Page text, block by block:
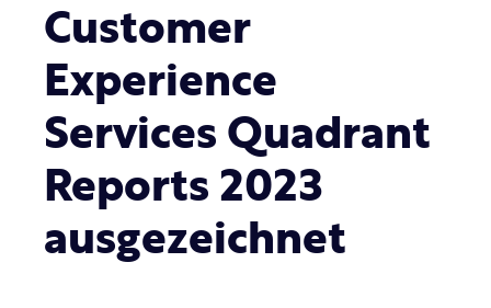
Customer
Experience
Services Quadrant
Reports 2023
ausgezeichnet